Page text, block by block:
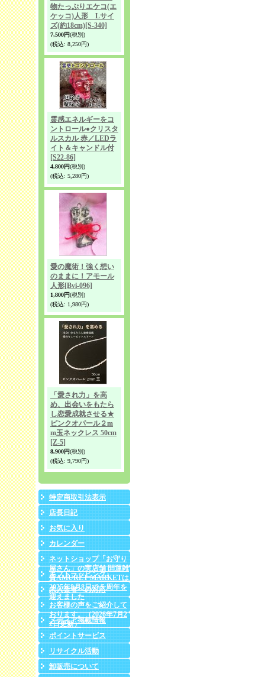
物たっぷりエケコ(エ
ケッコ)人形 Lサイ
ズ(約18cm)[S-340]
7,500円(税別)
(税込: 8,250円)
霊感エネルギーをコ
ントロール●クリスタ
ルスカル 赤／LEDラ
イト＆キャンドル付
[S22-86]
4,800円(税別)
(税込: 5,280円)
愛の魔術！強く想い
のままに！アモール
人形[Bvi-096]
1,800円(税別)
(税込: 1,980円)
「愛され力」を高
め、出会いをもたら
し恋愛成就させる★
ピンクオパール２m
m玉ネックレス 50cm
[Z-5]
8,900円(税別)
(税込: 9,790円)
特定商取引法表示
店長日記
お気に入り
カレンダー
ネットショップ「お守り
屋さん」の実店舗 開運雑
貨AMURET MARKETは
2025年8月8日で５周年を
迎えました
ギフトラッピング♪
未入金者への対応
お客様の声をご紹介して
おります。（2026年7月2
2日更新）
メディア掲載情報
ポイントサービス
リサイクル活動
卸販売について